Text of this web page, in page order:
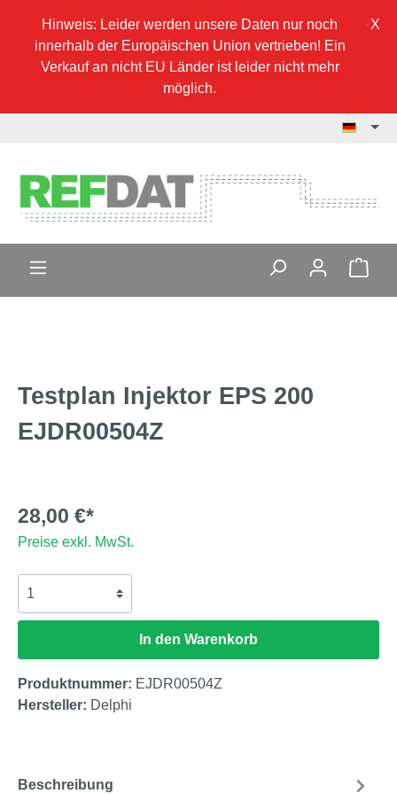
Hinweis: Leider werden unsere Daten nur noch
innerhalb der Europäischen Union vertrieben! Ein
Verkauf an nicht EU Länder ist leider nicht mehr
möglich.
Testplan Injektor EPS 200
EJDR00504Z
28,00 €*
Preise exkl. MwSt.
In den Warenkorb
Produktnummer: EJDR00504Z
Hersteller: Delphi
Beschreibung